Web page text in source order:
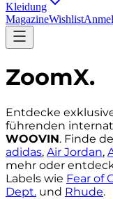
Kleidung
MagazineWishlist
ZoomX.
Entdecke
führenden
WOOVIN. Finde
adidas, Air Jordan,
mehr oder
Labels wie Fear of
Dept. und Rhude.